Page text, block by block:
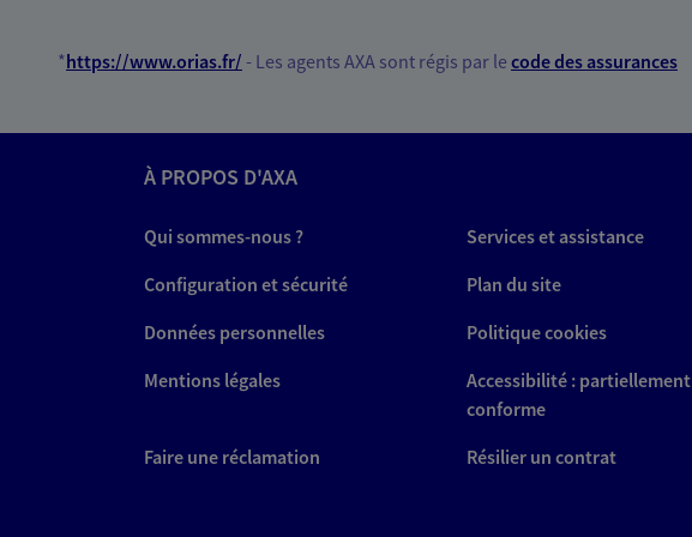
*https://www.orias.fr/ - Les agents AXA sont régis par lecode des assurances
À PROPOS D'AXA
Qui sommes-nous ?
Services et assistance
Configuration et sécurité
Plan du site
Données personnelles
Politique cookies
Mentions légales
Accessibilité : partiellement
conforme
Faire une réclamation
Résilier un contrat